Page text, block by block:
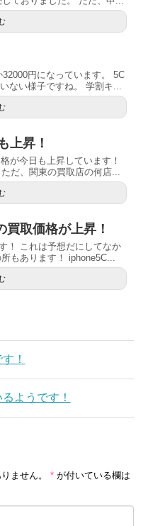
円になっています。 5C
ない様子ですね。 学割キ...
上昇！
が今日も上昇しています！
だ、関東の買取店の何店...
取価格が上昇！
！ これは予想だにしてなか
もあります！ iphone5C...
！
ようです！
ません。 * が付いている欄は